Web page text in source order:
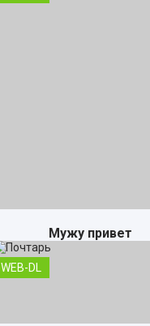
Мужу привет
WEB-DL